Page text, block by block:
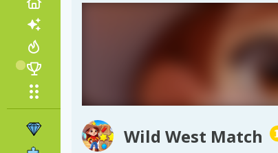
Wild West Match